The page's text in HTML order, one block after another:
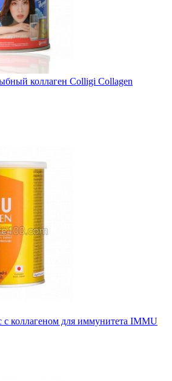
коллаген Colligi Collagen
коллагеном для иммунитета IMMU